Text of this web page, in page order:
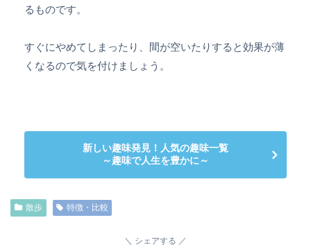
るものです。
すぐにやめてしまったり、間が空いたりすると効果が薄
くなるので気を付けましょう。
新しい趣味発見！人気の趣味一覧
～趣味で人生を豊かに～
散歩 特徴・比較
シェアする